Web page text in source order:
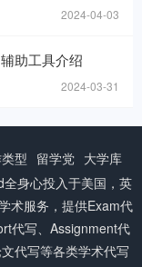
2024-04-03
助工具介绍
2024-03-31
型 留学党 大学库
身心投入于美国，英
术服务，提供Exam代
代写、Assignment代
代写等各类学术代写